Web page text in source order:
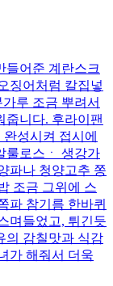
들어준 계란스크
징어처럼 칼집넣
루 조금 뿌려서
줍니다. 후라이팬
성시켜 접시에
룰로스ㆍ 생강가
파나 청양고추 쫑
조금 그위에 스
파 참기름 한바퀴
며들었고, 튀긴듯
의 감칠맛과 식감
가 해줘서 더욱